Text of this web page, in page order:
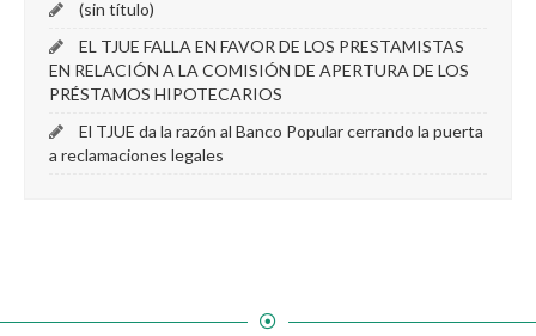
(sin título)
EL TJUE FALLA EN FAVOR DE LOS PRESTAMISTAS
EN RELACIÓN A LA COMISIÓN DE APERTURA DE LOS
PRÉSTAMOS HIPOTECARIOS
El TJUE da la razón al Banco Popular cerrando la puerta
a reclamaciones legales